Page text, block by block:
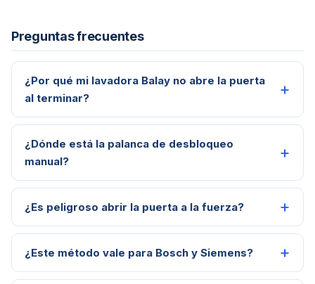
Preguntas frecuentes
¿Por qué mi lavadora Balay no abre la puerta
al terminar?
¿Dónde está la palanca de desbloqueo
manual?
¿Es peligroso abrir la puerta a la fuerza?
¿Este método vale para Bosch y Siemens?